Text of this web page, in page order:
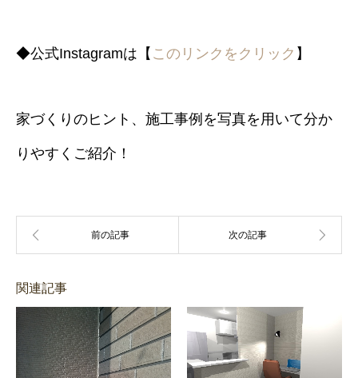
◆公式Instagramは【 このリンクをクリック 】
家づくりのヒント、施工事例を写真を用いて分か
りやすくご紹介！
関連記事